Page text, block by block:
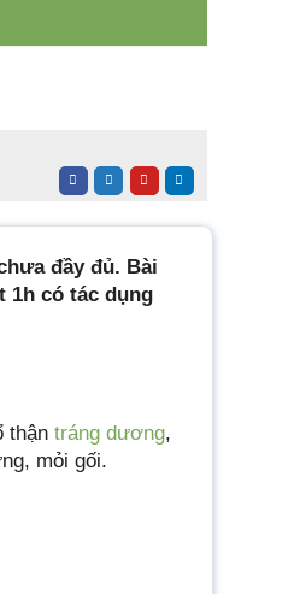
đầy đủ. Bài
1h có tác dụng
thận tráng dương,
mỏi gối.